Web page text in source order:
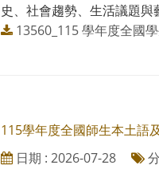
史、社會趨勢、生活議題
13560_115 學年度全國
115學年度全國師生本土語
日期 : 2026-07-28